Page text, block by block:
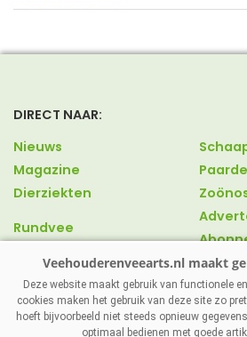
DIRECT NAAR:
Nieuws
Magazine
Dierziekten
Rundvee
Pluimvee
Over
Deze website maakt gebruik van functionele
cookies maken het gebruik van deze site zo
hoeft bijvoorbeeld niet steeds opnieuw
optimaal bedienen met goede